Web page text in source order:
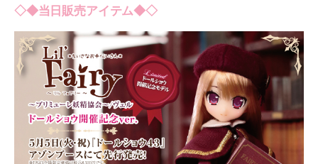
◇◆当日販売アイテム◆◇